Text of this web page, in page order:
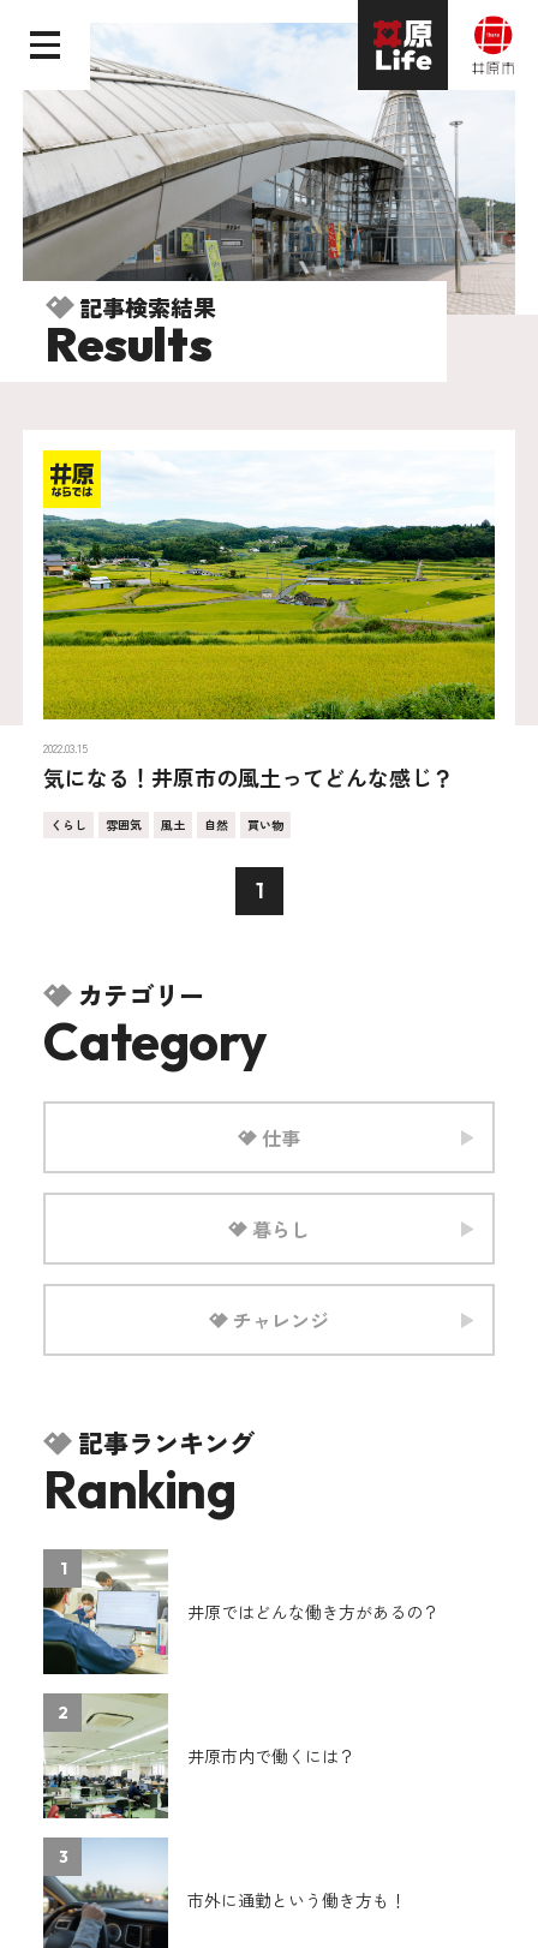
記事検索結果
Results
2022.03.15
気になる！井原市の風土ってどんな感じ？
くらし 雰囲気 風土 自然 買い物
1
カテゴリー
Category
仕事
暮らし
チャレンジ
記事ランキング
Ranking
1
井原ではどんな働き方があるの？
2
井原市内で働くには？
3
市外に通勤という働き方も！